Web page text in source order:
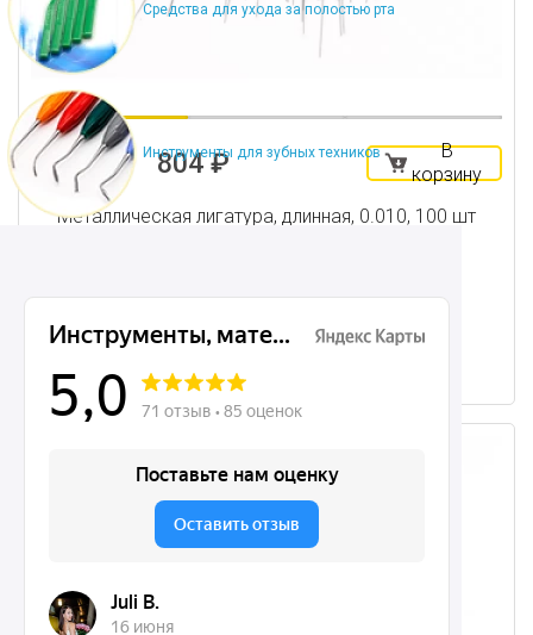
Средства для ухода за полостью рта
Инструменты для зубных техников
804 ₽
В
корзину
Металлическая лигатура, длинная, 0.010, 100 шт